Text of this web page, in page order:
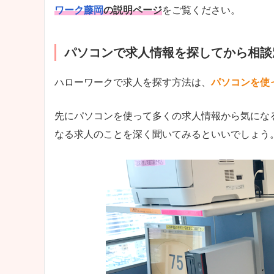
ワーク藤岡の説明ページをご覧ください。
パソコンで求人情報を探してから相
ハローワークで求人を探す方法は、パソコンを使
先にパソコンを使って多くの求人情報から気に
なる求人のことを深く聞いてみるといいでしょう